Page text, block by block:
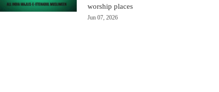
worship places
Jun 07, 2026